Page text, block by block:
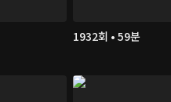
1932회 • 59분